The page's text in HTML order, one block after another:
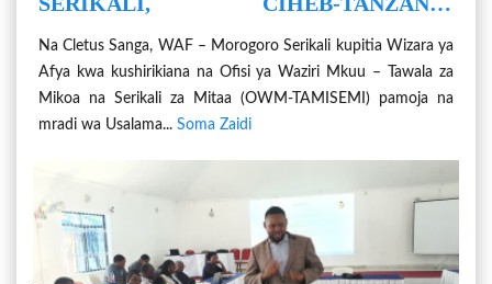
MWONGOZO WA KUKINGA NA
KUDHIBITI MAAMBUKIZI KATIKA
VITUO VYA AFYA NCHINI
Na Cletus Sanga, WAF – Morogoro Serikali kupitia Wizara ya
Afya kwa kushirikiana na Ofisi ya Waziri Mkuu – Tawala za
Mikoa na Serikali za Mitaa (OWM-TAMISEMI) pamoja na
mradi wa Usalama... Soma Zaidi